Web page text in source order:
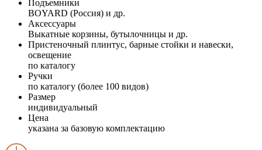
Подъемники
BOYARD (Россия) и др.
Аксессуары
Выкатные корзины, бутылочницы и др.
Пристеночный плинтус, барные стойки и навески,
освещение
по каталогу
Ручки
по каталогу (более 100 видов)
Размер
индивидуальный
Цена
указана за базовую комплектацию